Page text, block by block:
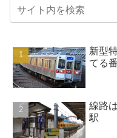
新型
てる
線路
駅